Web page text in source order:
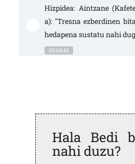
Hizpidea: Aintzane
a): "Tresna ezberdinen
hedapena sustatu nahi
00:04:42
Hala Bedi
nahi duzu?